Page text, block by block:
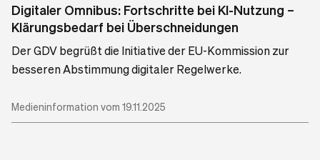
Digitaler Omnibus: Fortschritte bei KI-Nutzung –
Klärungsbedarf bei Überschneidungen
Der GDV begrüßt die Initiative der EU-Kommission zur
besseren Abstimmung digitaler Regelwerke.
Medieninformation vom 19.11.2025